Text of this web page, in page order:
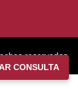
reservados
CONSULTA